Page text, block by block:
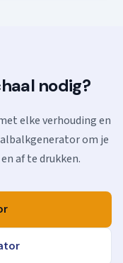
nodig?
elke verhouding en
om je
af te drukken.